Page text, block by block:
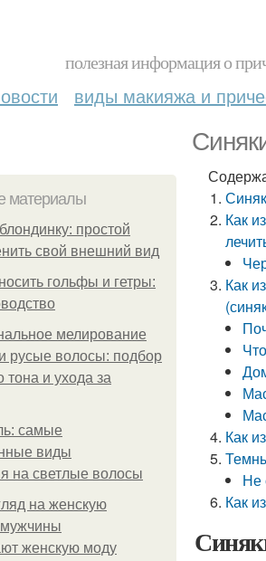
полезная информация о
виды макияжа и
материалы
простой
свой внешний вид
гольфы и гетры:
мелирование
русые волосы: подбор
тона и ухода за
самые
виды
на светлые волосы
на женскую
мужчины
женскую моду
Как
Как
Как
Не
Как